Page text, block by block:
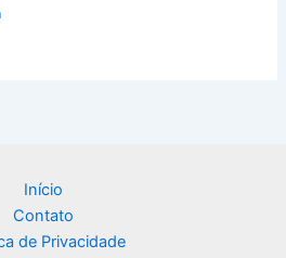
Início
Contato
de Privacidade